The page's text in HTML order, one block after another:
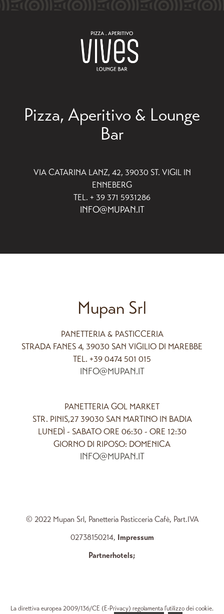
Pizza, Aperitivo & Lounge
Bar
VIA CATARINA LANZ, 42, 39030 ST. VIGIL IN
ENNEBERG
TEL. + 39 371 5931286
INFO@MUPAN.IT
Mupan Srl
PANETTERIA & PASTICCERIA
STRADA FANES 4, 39030 SAN VIGILIO DI MAREBBE
TEL. +39 0474 501 015
INFO@MUPAN.IT
PANETTERIA GOL MARKET
STR. PINIS,27 39030 SAN MARTINO IN BADIA
LUNEDÌ - SABATO ORE 06:30 - ORE 12:30
GIORNO DI RIPOSO: DOMENICA
INFO@MUPAN.IT
© 2022 Mupan Srl, Panetteria Pasticceria Cafè, Part.IVA
02738150214, Impressum
Partnerhotels;
La direttiva europea 2009/136/CE (E-Privacy) regolamenta l'utilizzo dei cookie.